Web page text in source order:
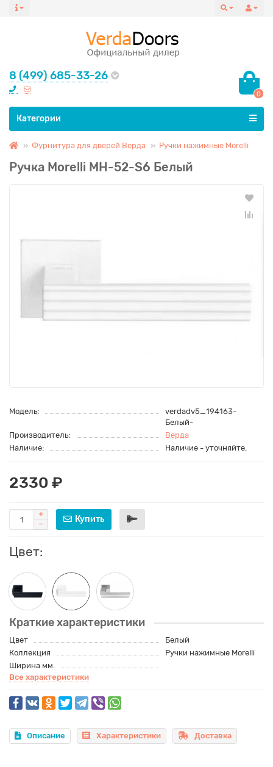
8 (499) 685-33-26
0
Все категории
Категории
Фурнитура для дверей Верда Ручки нажимные Morelli
Ручка Morelli MH-52-S6 Белый
Модель:
verdadv5_194163-
Белый-
Производитель:
Верда
Наличие:
Наличие - уточняйте.
2330 ₽
Купить
Цвет:
Краткие характеристики
Цвет
Белый
Коллекция
Ручки нажимные Morelli
Ширина мм.
Все характеристики
Описание Характеристики Доставка